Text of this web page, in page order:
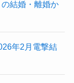
結婚・離婚か
年2月電撃結